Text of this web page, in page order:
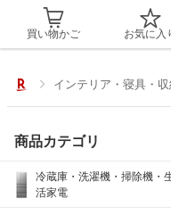
買い物かご お気に入
インテリア・寝具・収
商品カテゴリ
冷蔵庫・洗濯機・掃除機・
活家電